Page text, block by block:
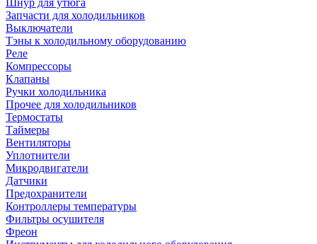
Шнур для утюга
Запчасти для холодильников
Выключатели
Тэны к холодильному оборудованию
Реле
Компрессоры
Клапаны
Ручки холодильника
Прочее для холодильников
Термостаты
Таймеры
Вентиляторы
Уплотнители
Микродвигатели
Датчики
Предохранители
Контроллеры температуры
Фильтры осушителя
Фреон